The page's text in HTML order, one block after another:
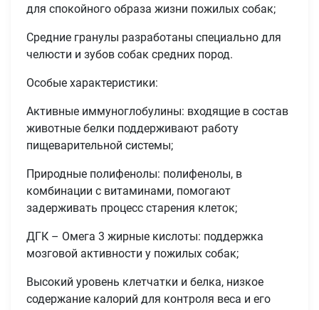
для спокойного образа жизни пожилых собак;
Средние гранулы разработаны специально для
челюсти и зубов собак средних пород.
Особые характеристики:
Активные иммуноглобулины: входящие в состав
животные белки поддерживают работу
пищеварительной системы;
Природные полифенолы: полифенолы, в
комбинации с витаминами, помогают
задерживать процесс старения клеток;
ДГК – Омега 3 жирные кислоты: поддержка
мозговой активности у пожилых собак;
Высокий уровень клетчатки и белка, низкое
содержание калорий для контроля веса и его